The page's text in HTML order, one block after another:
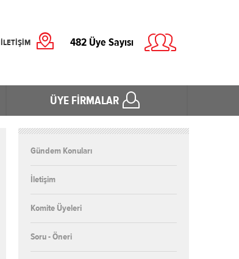
482 Üye Sayısı
ÜYE FİRMALAR
İLETİŞİM
Gündem Konuları
İletişim
Komite Üyeleri
Soru - Öneri